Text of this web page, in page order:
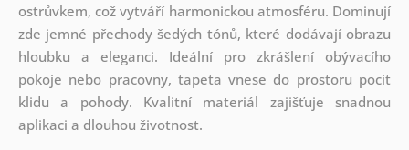
ostrůvkem, což vytváří harmonickou atmosféru. Dominují
zde jemné přechody šedých tónů, které dodávají obrazu
hloubku a eleganci. Ideální pro zkrášlení obývacího
pokoje nebo pracovny, tapeta vnese do prostoru pocit
klidu a pohody. Kvalitní materiál zajišťuje snadnou
aplikaci a dlouhou životnost.